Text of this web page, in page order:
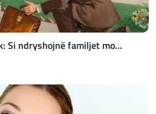
Si ndryshojnë familjet mo...